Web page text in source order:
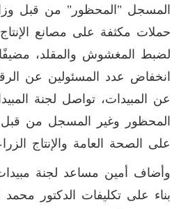
المسجل "المحظور" من قبل
حملات مكثفة على مصانع
لضبط المغشوش والمقلد،
انخفاض عدد المسئولين عن
عن المبيدات، تواصل لجنة
المحظور وغير المسجل من قبل
على الصحة العامة والإنتاج
وأضاف أمين مساعد لجنة مبيدات
بناء على تكليفات الدكتور